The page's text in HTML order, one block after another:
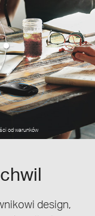
od warunków
design,